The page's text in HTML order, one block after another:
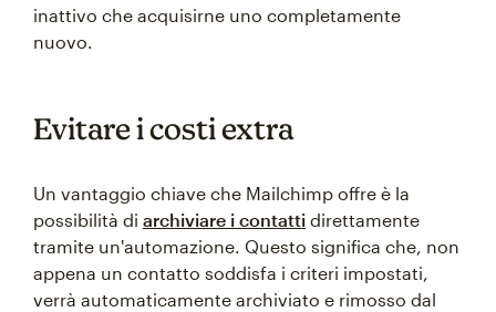
inattivo che acquisirne uno completamente
nuovo.
Evitare i costi extra
Un vantaggio chiave che Mailchimp offre è la
possibilità di archiviare i contatti direttamente
tramite un'automazione. Questo significa che, non
appena un contatto soddisfa i criteri impostati,
verrà automaticamente archiviato e rimosso dal